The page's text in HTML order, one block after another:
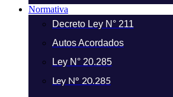
Normativa
Decreto Ley N° 211
Autos Acordados
Ley N° 20.285
Ley N° 20.285